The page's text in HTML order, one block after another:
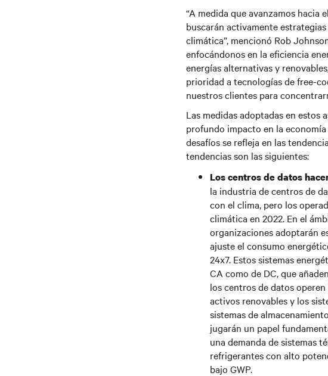
“A medida que avanzamos hacia
buscarán activamente
climática”, mencionó Rob
enfocándonos en la eficiencia
energías alternativas y
prioridad a tecnologías de free-
nuestros clientes para
Las medidas adoptadas en estos
profundo impacto en la
desafíos se refleja en las
tendencias son las siguientes:
Los centros de datos
la industria de centros de
con el clima, pero los
climática en 2022. En el
organizaciones adoptarán
ajuste el consumo
24x7. Estos sistemas
CA como de DC, que
los centros de datos
activos renovables y los
sistemas de
jugarán un papel
una demanda de sistemas
refrigerantes con alto
bajo GWP.